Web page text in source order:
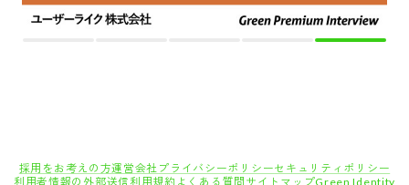
採用をお考えの方運営会社 プライバシーポリシーセキュリティポリシー
利用者情報の外部送信利用規約 よくある質問 サイトマップGreen Identity